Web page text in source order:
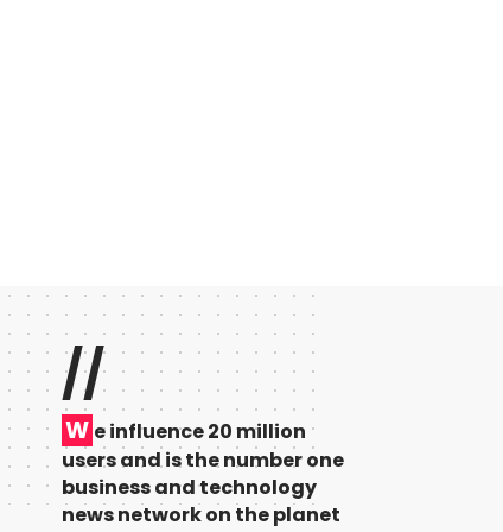
//
W e influence 20 million
users and is the number one
business and technology
news network on the planet